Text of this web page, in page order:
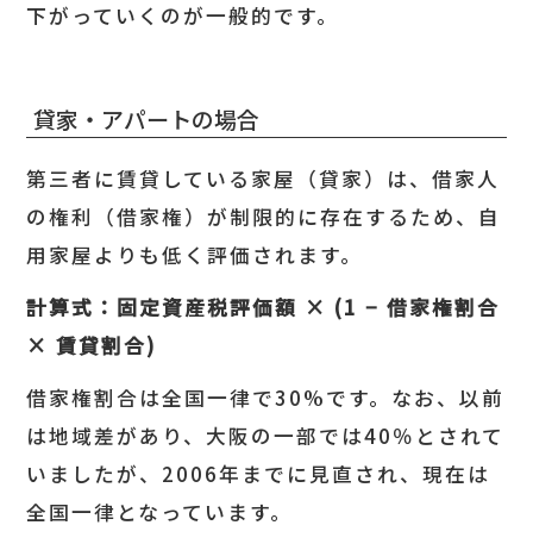
下がっていくのが一般的です。
貸家・アパートの場合
第三者に賃貸している家屋（貸家）は、借家人
の権利（借家権）が制限的に存在するため、自
用家屋よりも低く評価されます。
計算式：固定資産税評価額 × (1 −借家権割合
×賃貸割合)
借家権割合は全国一律で30%です。なお、以前
は地域差があり、大阪の一部では40％とされて
いましたが、2006年までに見直され、現在は
全国一律となっています。